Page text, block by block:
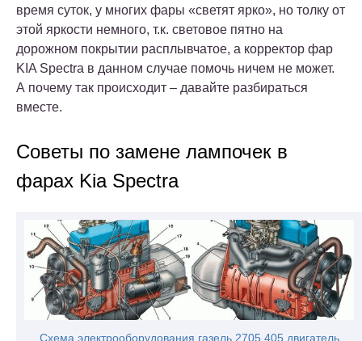
время суток, у многих фары «светят ярко», но толку от
этой яркости немного, т.к. световое пятно на
дорожном покрытии расплывчатое, а корректор фар
KIA Spectra в данном случае помочь ничем не может.
А почему так происходит – давайте разбираться
вместе.
Советы по замене лампочек в
фарах Kia Spectra
Схема электрооборудования газель 2705 405 двигатель